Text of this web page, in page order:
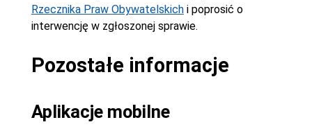
Rzecznika Praw Obywatelskichi poprosić o
interwencję w zgłoszonej sprawie.
Pozostałe informacje
Aplikacje mobilne